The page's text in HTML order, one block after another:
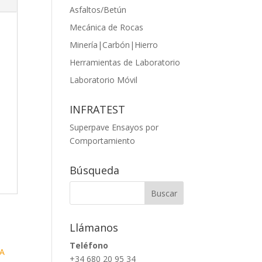
Asfaltos/Betún
Mecánica de Rocas
Minería|Carbón|Hierro
Herramientas de Laboratorio
Laboratorio Móvil
INFRATEST
Superpave Ensayos por
Comportamiento
Búsqueda
Llámanos
Teléfono
+34 680 20 95 34